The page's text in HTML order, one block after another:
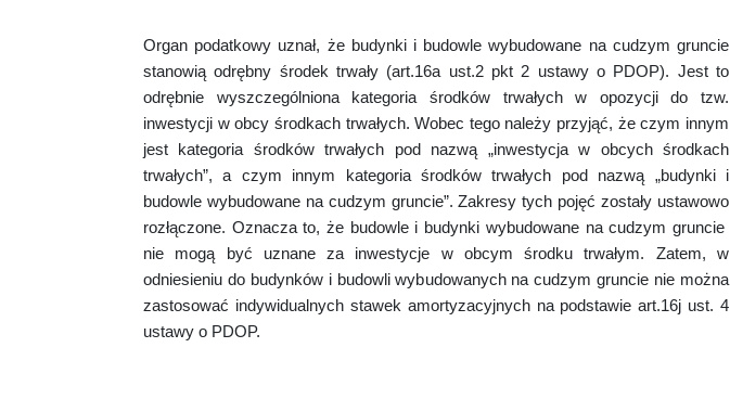
Organ podatkowy uznał, że budynki i budowle wybudowane na cudzym gruncie
stanowią odrębny środek trwały (art.16a ust.2 pkt 2 ustawy o PDOP). Jest to
odrębnie wyszczególniona kategoria środków trwałych w opozycji do tzw.
inwestycji w obcy środkach trwałych. Wobec tego należy przyjąć, że czym innym
jest kategoria środków trwałych pod nazwą „inwestycja w obcych środkach
trwałych”, a czym innym kategoria środków trwałych pod nazwą „budynki i
budowle wybudowane na cudzym gruncie”. Zakresy tych pojęć zostały ustawowo
rozłączone. Oznacza to, że budowle i budynki wybudowane na cudzym gruncie
nie mogą być uznane za inwestycje w obcym środku trwałym. Zatem, w
odniesieniu do budynków i budowli wybudowanych na cudzym gruncie nie można
zastosować indywidualnych stawek amortyzacyjnych na podstawie art.16j ust. 4
ustawy o PDOP.